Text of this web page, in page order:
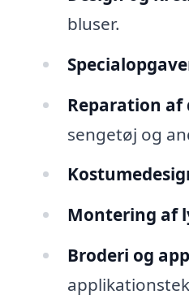
bluser.
Reparation af
sengetøj og
Montering af
Broderi og